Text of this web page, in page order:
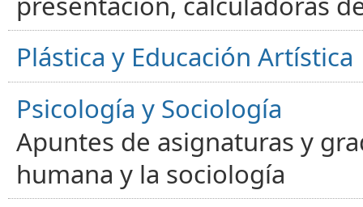
Plástica y Educación Artística
Psicología y Sociología
Apuntes de asignaturas y
humana y la sociología